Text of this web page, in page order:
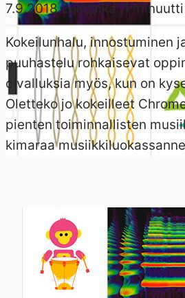
7.9.2018 Lukuaika:1minuutti
Kokeilunhalu, innostuminen
puuhastelu rohkaisevat
oivalluksia myös, kun on
Oletteko jo kokeilleet
pienten toiminnallisten
kimaraa